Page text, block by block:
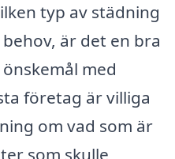
typ av städning
är det en bra
med
företag är villiga
om vad som är
som skulle